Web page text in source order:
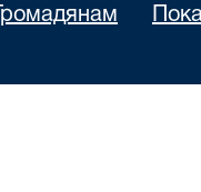
Громадянам